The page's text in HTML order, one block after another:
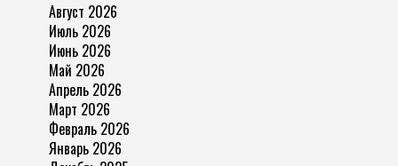
Август 2026
Июль 2026
Июнь 2026
Май 2026
Апрель 2026
Март 2026
Февраль 2026
Январь 2026